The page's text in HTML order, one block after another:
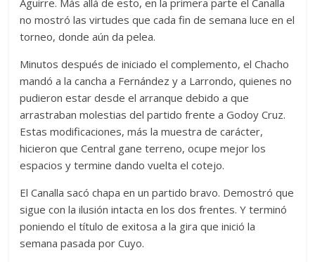
no mostró las virtudes que cada fin de semana luce en el
torneo, donde aún da pelea.
Minutos después de iniciado el complemento, el Chacho
mandó a la cancha a Fernández y a Larrondo, quienes no
pudieron estar desde el arranque debido a que
arrastraban molestias del partido frente a Godoy Cruz.
Estas modificaciones, más la muestra de carácter,
hicieron que Central gane terreno, ocupe mejor los
espacios y termine dando vuelta el cotejo.
El Canalla sacó chapa en un partido bravo. Demostró que
sigue con la ilusión intacta en los dos frentes. Y terminó
poniendo el título de exitosa a la gira que inició la
semana pasada por Cuyo.